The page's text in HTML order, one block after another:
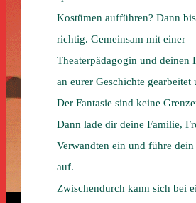
Kostümen aufführen? Dann
richtig. Gemeinsam mit einer
Theaterpädagogin und deinen
an eurer Geschichte gearbeitet
Der Fantasie sind keine
Dann lade dir deine Familie,
Verwandten ein und führe dein
auf.
Zwischendurch kann sich bei